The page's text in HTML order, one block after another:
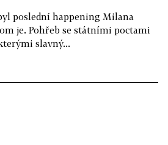
poslední happening Milana
je. Pohřeb se státními poctami
slavný...